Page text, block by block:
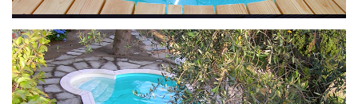
Ilona met ladder